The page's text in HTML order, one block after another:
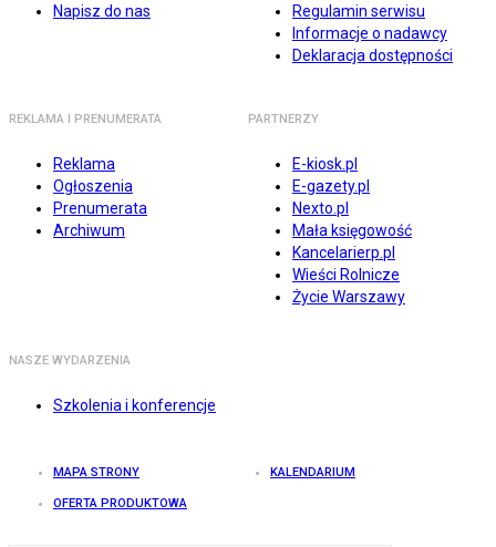
Napisz do nas
Regulamin serwisu
Informacje o nadawcy
Deklaracja dostępności
REKLAMA I PRENUMERATA
Reklama
Ogłoszenia
Prenumerata
Archiwum
PARTNERZY
E-kiosk.pl
E-gazety.pl
Nexto.pl
Mała księgowość
Kancelarierp.pl
Wieści Rolnicze
Życie Warszawy
NASZE WYDARZENIA
Szkolenia i konferencje
MAPA STRONY KALENDARIUM
OFERTA PRODUKTOWA